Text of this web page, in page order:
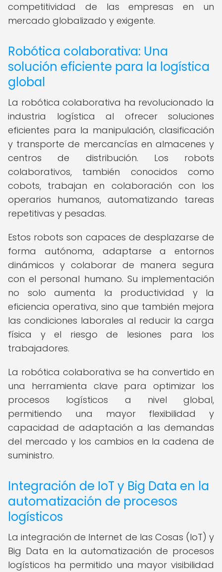
competitividad de las empresas en un
mercado globalizado y exigente.
Robótica colaborativa: Una
solución eficiente para la logística
global
La robótica colaborativa ha revolucionado la
industria logística al ofrecer soluciones
eficientes para la manipulación, clasificación
y transporte de mercancías en almacenes y
centros de distribución. Los robots
colaborativos, también conocidos como
cobots, trabajan en colaboración con los
operarios humanos, automatizando tareas
repetitivas y pesadas.
Estos robots son capaces de desplazarse de
forma autónoma, adaptarse a entornos
dinámicos y colaborar de manera segura
con el personal humano. Su implementación
no solo aumenta la productividad y la
eficiencia operativa, sino que también mejora
las condiciones laborales al reducir la carga
física y el riesgo de lesiones para los
trabajadores.
La robótica colaborativa se ha convertido en
una herramienta clave para optimizar los
procesos logísticos a nivel global,
permitiendo una mayor flexibilidad y
capacidad de adaptación a las demandas
del mercado y los cambios en la cadena de
suministro.
Integración de IoT y Big Data en la
automatización de procesos
logísticos
La integración de Internet de las Cosas (IoT) y
Big Data en la automatización de procesos
logísticos ha permitido una mayor visibilidad